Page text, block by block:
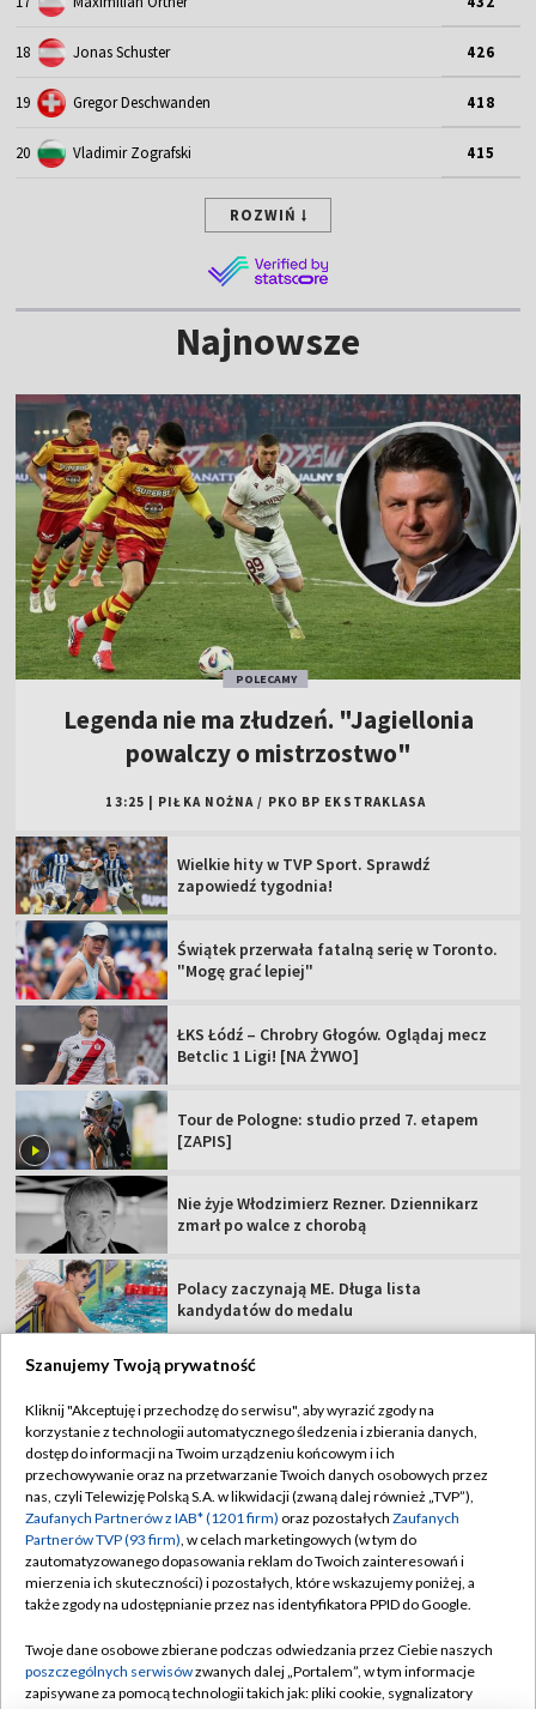
18 Jonas Schuster 426
19 Gregor Deschwanden 418
20 Vladimir Zografski 415
ROZWIŃ
Najnowsze
POLECAMY
Legenda nie ma złudzeń. "Jagiellonia
powalczy o mistrzostwo"
13:25 | PIŁKA NOŻNA / PKO BP EKSTRAKLASA
Wielkie hity w TVP Sport. Sprawdź
zapowiedź tygodnia!
Świątek przerwała fatalną serię w Toronto.
"Mogę grać lepiej"
ŁKS Łódź – Chrobry Głogów. Oglądaj mecz
Betclic 1 Ligi! [NA ŻYWO]
Tour de Pologne: studio przed 7. etapem
[ZAPIS]
Nie żyje Włodzimierz Rezner. Dziennikarz
zmarł po walce z chorobą
Polacy zaczynają ME. Długa lista
kandydatów do medalu
TVP
Abonament TVP
Sklep TVP
Biuro Reklamy
Oferta Handlowa
Emisja w TVP
Regulamin TVP
Polityka prywatności
Moje zgody
Biuro reklamy
Szanujemy Twoją prywatność
Kliknij "Akceptuję i przechodzę do serwisu", aby wyrazić zgody na
korzystanie z technologii automatycznego śledzenia i zbierania danych,
dostęp do informacji na Twoim urządzeniu końcowym i ich
przechowywanie oraz na przetwarzanie Twoich danych osobowych przez
nas, czyli Telewizję Polską S.A. w likwidacji (zwaną dalej również „TVP”),
Zaufanych Partnerów z IAB* (1201 firm) oraz pozostałych Zaufanych
Partnerów TVP (93 firm), w celach marketingowych (w tym do
zautomatyzowanego dopasowania reklam do Twoich zainteresowań i
mierzenia ich skuteczności) i pozostałych, które wskazujemy poniżej, a
także zgody na udostępnianie przez nas identyfikatora PPID do Google.
Twoje dane osobowe zbierane podczas odwiedzania przez Ciebie naszych
poszczególnych serwisówzwanych dalej „Portalem”, w tym informacje
zapisywane za pomocą technologii takich jak: pliki cookie, sygnalizatory